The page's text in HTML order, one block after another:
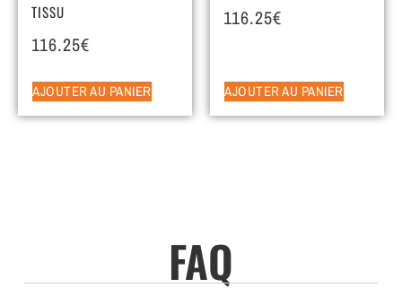
TISSU
116.25€
AJOUTER AU PANIER
116.25€
AJOUTER AU PANIER
FAQ